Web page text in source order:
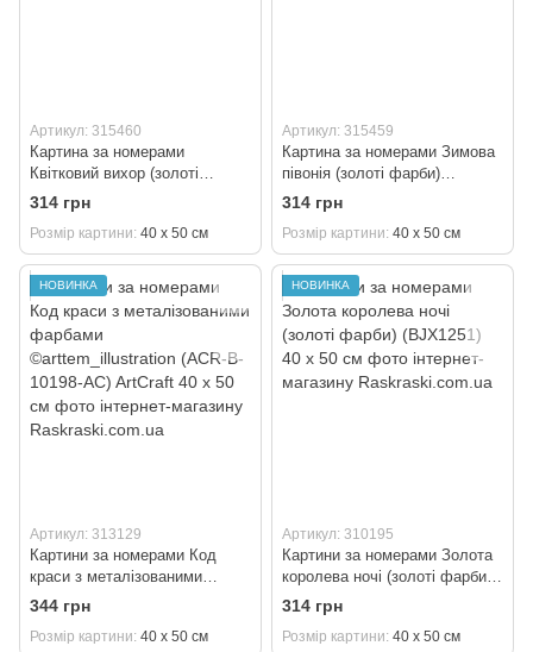
Артикул: 315460
Картина за номерами
Квітковий вихор (золоті
фарби) (BJX1290) 40 х 50 см
314 грн
Розмір картини 40 х 50 см
Артикул: 315459
Картина за номерами Зимова
півонія (золоті фарби)
(BJX1141) 40 х 50 см
314 грн
Розмір картини 40 х 50 см
НОВИНКА
Артикул: 313129
Картини за номерами Код
краси з металізованими
фарбами ©arttem_illustration
(ACR-B-10198-AC) ArtCraft 40 х
50 см
344 грн
Розмір картини 40 х 50 см
НОВИНКА
Артикул: 310195
Картини за номерами Золота
королева ночі (золоті фарби)
(BJX1251) 40 х 50 см
314 грн
Розмір картини 40 х 50 см